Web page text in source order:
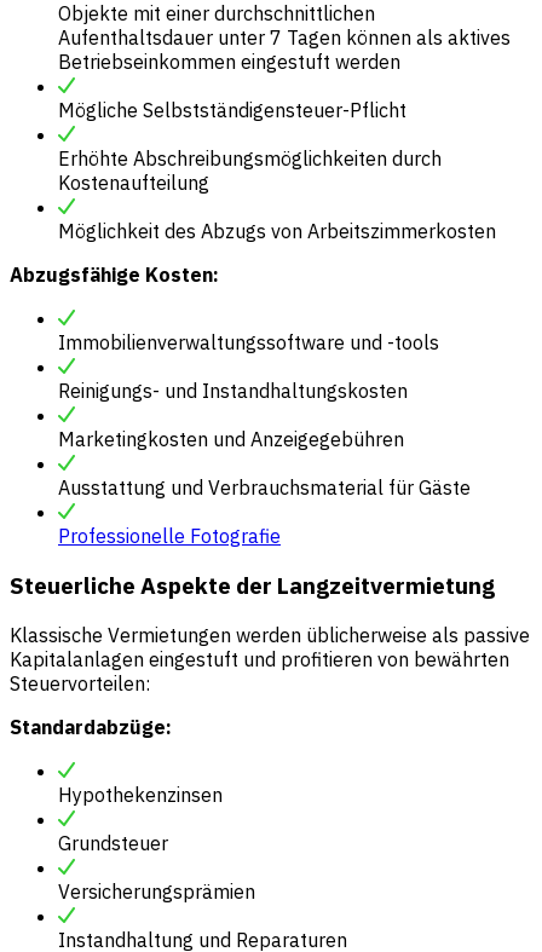
Objekte mit einer durchschnittlichen
Aufenthaltsdauer unter 7 Tagen können als aktives
Betriebseinkommen eingestuft werden
Mögliche Selbstständigensteuer-Pflicht
Erhöhte Abschreibungsmöglichkeiten durch
Kostenaufteilung
Möglichkeit des Abzugs von Arbeitszimmerkosten
Abzugsfähige Kosten:
Immobilienverwaltungssoftware und -tools
Reinigungs- und Instandhaltungskosten
Marketingkosten und Anzeigegebühren
Ausstattung und Verbrauchsmaterial für Gäste
Professionelle Fotografie
Steuerliche Aspekte der Langzeitvermietung
Klassische Vermietungen werden üblicherweise als passive
Kapitalanlagen eingestuft und profitieren von bewährten
Steuervorteilen:
Standardabzüge:
Hypothekenzinsen
Grundsteuer
Versicherungsprämien
Instandhaltung und Reparaturen